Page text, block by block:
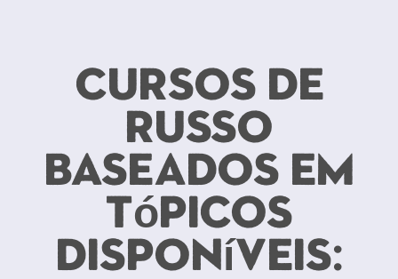
cursos de
russo
baseados em
tópicos
disponíveis: